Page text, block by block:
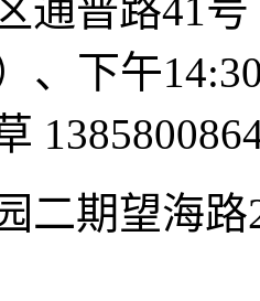
通普路41号
、下午
二期望海